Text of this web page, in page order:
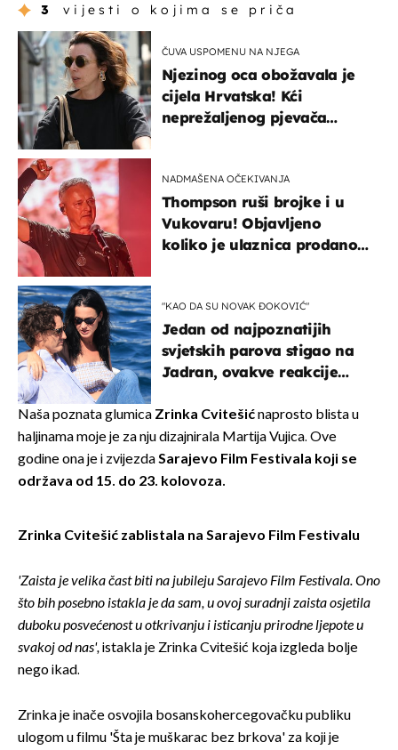
3 vijesti o kojima se priča
ČUVA USPOMENU NA NJEGA
Njezinog oca obožavala je
cijela Hrvatska! Kći
neprežaljenog pjevača
NADMAŠENA OČEKIVANJA
Thompson ruši brojke i u
Vukovaru! Objavljeno
koliko je ulaznica prodano
"KAO DA SU NOVAK ĐOKOVIĆ"
Jedan od najpoznatijih
svjetskih parova stigao na
Jadran, ovakve reakcije
Naša poznata glumica Zrinka Cvitešićnaprosto blista u
haljinama moje je za nju dizajnirala Martija Vujica. Ove
godine ona je i zvijezdaSarajevo Film Festivala koji se
održava od 15. do 23. kolovoza.
Zrinka Cvitešić zablistala na Sarajevo Film Festivalu
'Zaista je velika čast biti na jubileju Sarajevo Film Festivala. Ono
što bih posebno istakla je da sam, u ovoj suradnji zaista osjetila
duboku posvećenost u otkrivanju i isticanju prirodne ljepote u
svakoj od nas',istakla je Zrinka Cvitešić koja izgleda bolje
nego ikad.
Zrinka je inače osvojila bosanskohercegovačku publiku
ulogom u filmu 'Šta je muškarac bez brkova' za koji je